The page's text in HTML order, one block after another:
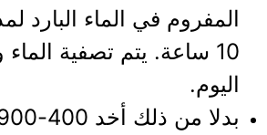
المفروم في الماء البارد
10 ساعة. يتم تصفية
اليوم.